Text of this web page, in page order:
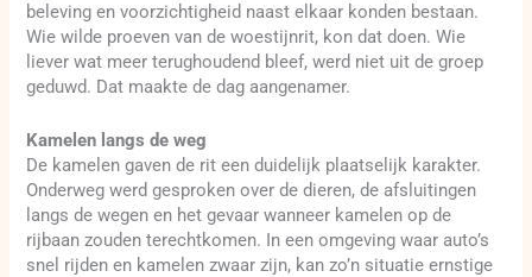
beleving en voorzichtigheid naast elkaar konden bestaan.
Wie wilde proeven van de woestijnrit, kon dat doen. Wie
liever wat meer terughoudend bleef, werd niet uit de groep
geduwd. Dat maakte de dag aangenamer.
Kamelen langs de weg
De kamelen gaven de rit een duidelijk plaatselijk karakter.
Onderweg werd gesproken over de dieren, de afsluitingen
langs de wegen en het gevaar wanneer kamelen op de
rijbaan zouden terechtkomen. In een omgeving waar auto’s
snel rijden en kamelen zwaar zijn, kan zo’n situatie ernstige